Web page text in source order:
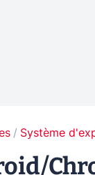
Système